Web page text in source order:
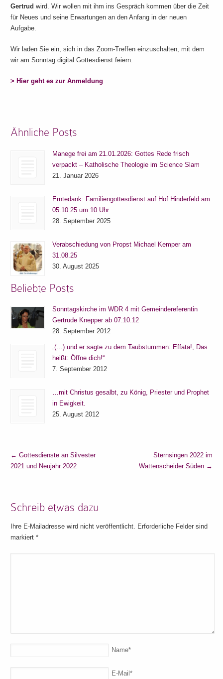
Gertrud wird. Wir wollen mit ihm ins Gespräch kommen über die Zeit
für Neues und seine Erwartungen an den Anfang in der neuen
Aufgabe.
Wir laden Sie ein, sich in das Zoom-Treffen einzuschalten, mit dem
wir am Sonntag digital Gottesdienst feiern.
> Hier geht es zur Anmeldung
Ähnliche Posts
Manege frei am 21.01.2026: Gottes Rede frisch
verpackt – Katholische Theologie im Science Slam
21. Januar 2026
Erntedank: Familiengottesdienst auf Hof Hinderfeld am
05.10.25 um 10 Uhr
28. September 2025
Verabschiedung von Propst Michael Kemper am
31.08.25
30. August 2025
Beliebte Posts
Sonntagskirche im WDR 4 mit Gemeindereferentin
Gertrude Knepper ab 07.10.12
28. September 2012
„(…) und er sagte zu dem Taubstummen: Effata!, Das
heißt: Öffne dich!“
7. September 2012
…mit Christus gesalbt, zu König, Priester und Prophet
in Ewigkeit.
25. August 2012
← Gottesdienste an Silvester
2021 und Neujahr 2022
Sternsingen 2022 im
Wattenscheider Süden →
Schreib etwas dazu
Ihre E-Mailadresse wird nicht veröffentlicht. Erforderliche Felder sind
markiert*
Name*
E-Mail*